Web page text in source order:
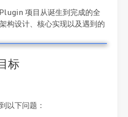
项目从诞生到完成的全
构设计、核心实现以及遇到的
标
以下问题：